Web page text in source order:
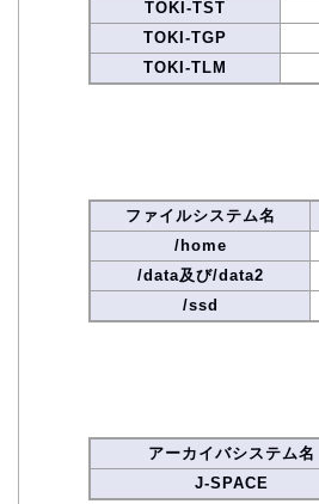
TOKI-TST
TOKI-TGP
TOKI-TLM
ファイルシステム名
/home
/data及び/data2
/ssd
アーカイバシステム名
J-SPACE